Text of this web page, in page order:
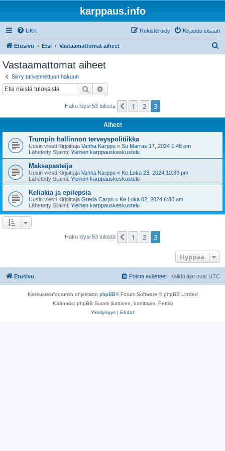
karppaus.info
UKK Kirjaudu sisään
Rekisteröidy
Etusivu Etsi Vastaamattomat aiheet
Vastaamattomat aiheet
Siirry tarkennettuun hakuun
Etsi
Haku löysi 53 tulosta Edellinen
1 2 3
Aiheet
Trumpin hallinnon terveyspolitiikka
Uusin viesti Kirjoittaja Vanha Karppu « Su Marras 17, 2024 1:46 pm
Lähetetty Sijainti: Yleinen karppauskeskustelu
Maksapasteija
Uusin viesti Kirjoittaja Vanha Karppu « Ke Loka 23, 2024 10:39 pm
Lähetetty Sijainti: Yleinen karppauskeskustelu
Keliakia ja epilepsia
Uusin viesti Kirjoittaja Greda Carpo « Ke Loka 02, 2024 6:30 am
Lähetetty Sijainti: Yleinen karppauskeskustelu
Haku löysi 53 tulosta Edellinen
1 2 3
Hyppää
Etusivu Kaikki ajat ovat UTC
Poista evästeet
Keskustelufoorumin ohjelmisto phpBB® Forum Software © phpBB Limited
Käännös: phpBB Suomi (lurttinen, harritapio, Pettis)
Yksityisyys | Ehdot